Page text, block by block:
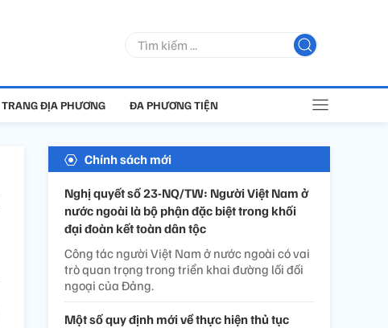
TRANG ĐỊA PHƯƠNG ĐA PHƯƠNG TIỆN
Chính sách mới
Nghị quyết số 23-NQ/TW: Người Việt Nam ở
nước ngoài là bộ phận đặc biệt trong khối
đại đoàn kết toàn dân tộc
Công tác người Việt Nam ở nước ngoài có vai
trò quan trọng trong triển khai đường lối đối
ngoại của Đảng.
Một số quy định mới về thực hiện thủ tục